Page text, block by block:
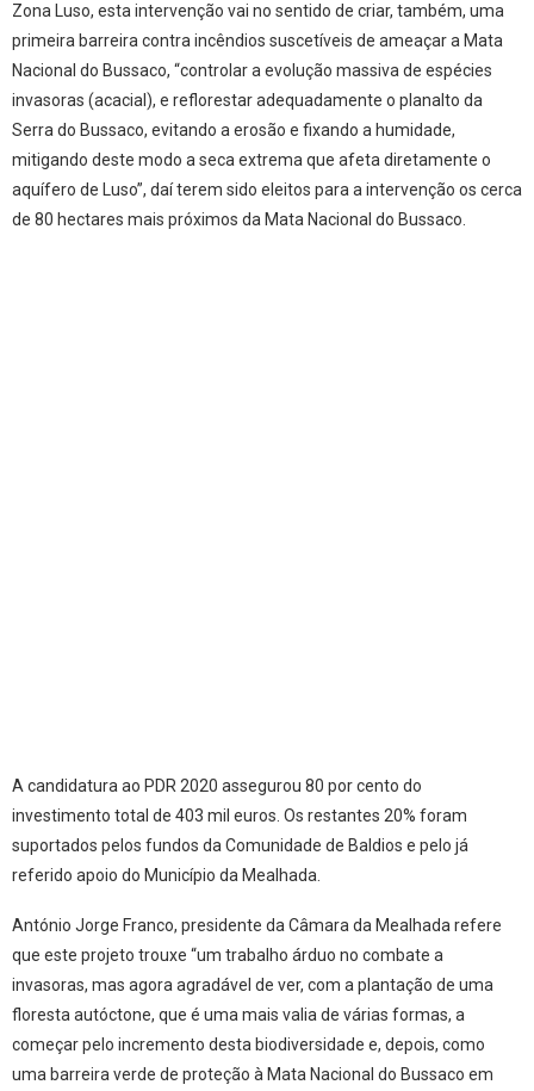
Zona Luso, esta intervenção vai no sentido de criar, também, uma
primeira barreira contra incêndios suscetíveis de ameaçar a Mata
Nacional do Bussaco, “controlar a evolução massiva de espécies
invasoras (acacial), e reflorestar adequadamente o planalto da
Serra do Bussaco, evitando a erosão e fixando a humidade,
mitigando deste modo a seca extrema que afeta diretamente o
aquífero de Luso”, daí terem sido eleitos para a intervenção os cerca
de 80 hectares mais próximos da Mata Nacional do Bussaco.
A candidatura ao PDR 2020 assegurou 80 por cento do
investimento total de 403 mil euros. Os restantes 20% foram
suportados pelos fundos da Comunidade de Baldios e pelo já
referido apoio do Município da Mealhada.
António Jorge Franco, presidente da Câmara da Mealhada refere
que este projeto trouxe “um trabalho árduo no combate a
invasoras, mas agora agradável de ver, com a plantação de uma
floresta autóctone, que é uma mais valia de várias formas, a
começar pelo incremento desta biodiversidade e, depois, como
uma barreira verde de proteção à Mata Nacional do Bussaco em